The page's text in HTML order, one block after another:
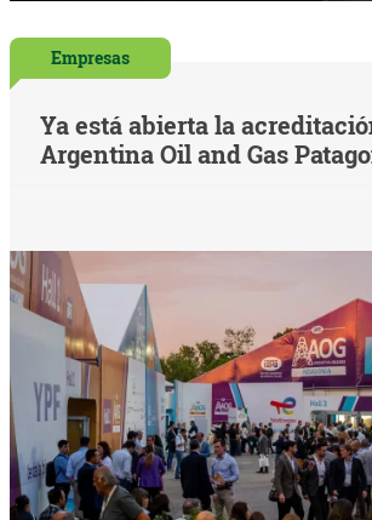
Empresas
Ya está abierta la
Argentina Oil and Gas